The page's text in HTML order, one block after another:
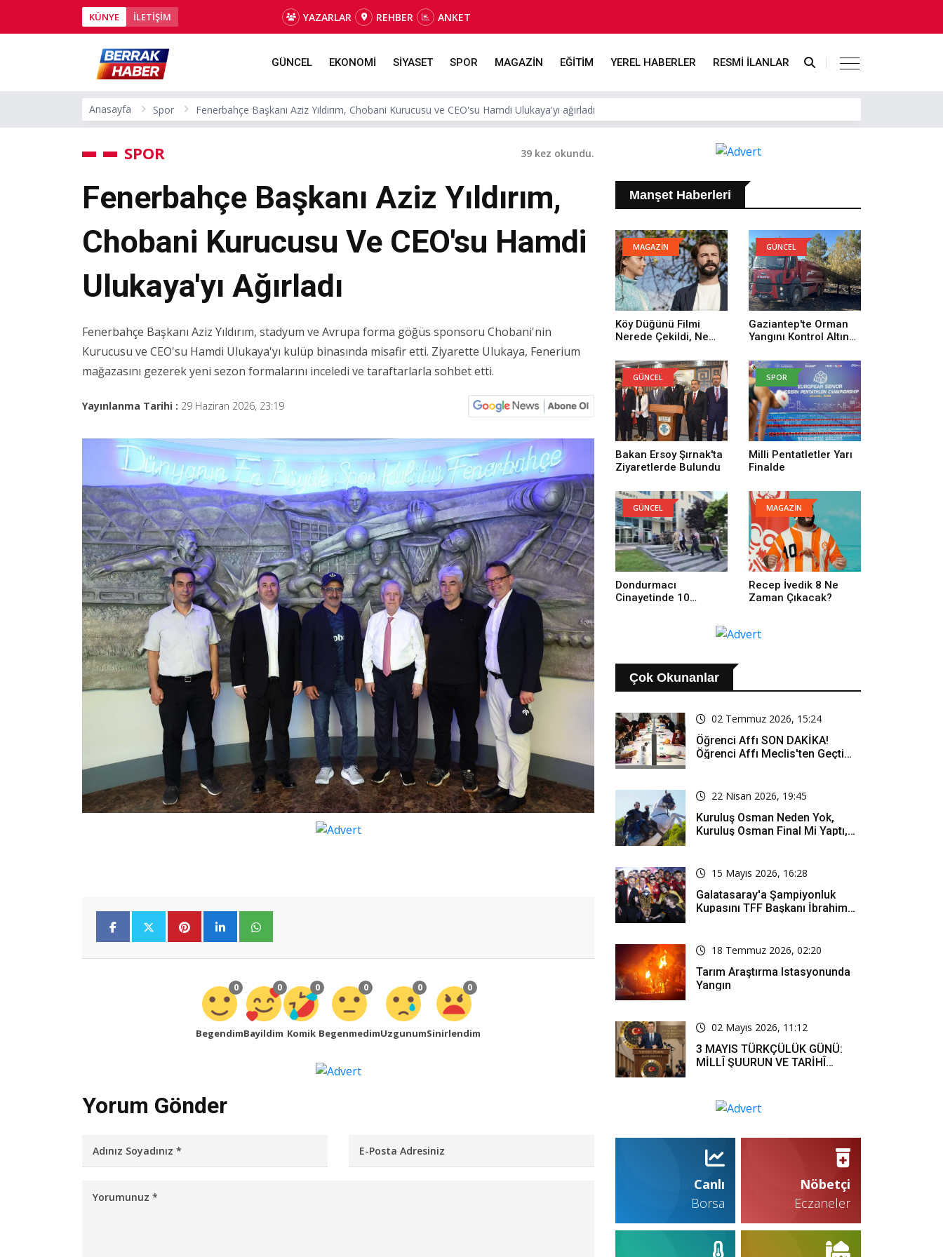
KÜNYE İLETİŞİM YAZARLAR REHBER ANKET
GÜNCEL EKONOMİ SİYASET SPOR MAGAZİN EĞİTİM YEREL HABERLER RESMİ İLANLAR
Anasayfa Spor Fenerbahçe Başkanı Aziz Yıldırım, Chobani Kurucusu ve CEO'su Hamdi Ulukaya'yı ağırladı
SPOR 39 kez okundu.
Fenerbahçe Başkanı Aziz Yıldırım,
Chobani Kurucusu Ve CEO'su Hamdi
Ulukaya'yı Ağırladı
Fenerbahçe Başkanı Aziz Yıldırım, stadyum ve Avrupa forma göğüs sponsoru Chobani'nin
Kurucusu ve CEO'su Hamdi Ulukaya'yı kulüp binasında misafir etti. Ziyarette Ulukaya, Fenerium
mağazasını gezerek yeni sezon formalarını inceledi ve taraftarlarla sohbet etti.
Yayınlanma Tarihi : 29 Haziran 2026, 23:19
0
Begendim
0
Bayildim
0
Komik
0
Begenmedim
0
Uzgunum
0
Sinirlendim
Yorum Gönder
Manşet Haberleri
MAGAZİN
Köy Düğünü Filmi
Nerede Çekildi, Ne
Düğünü Filmi
Oyuncuları Kim,
Konusu Ne?
GÜNCEL
Gaziantep'te Orman
Yangını Kontrol Altına
GÜNCEL
Bakan Ersoy Şırnak'ta
Ziyaretlerde Bulundu
SPOR
Milli Pentatletler Yarı
Finalde
GÜNCEL
Dondurmacı
Cinayetinde 10
MAGAZİN
Recep İvedik 8 Ne
Zaman Çıkacak?
Çok Okunanlar
02 Temmuz 2026, 15:24
Öğrenci Affı SON DAKİKA!
Öğrenci Affı Meclis'ten Geçti
22 Nisan 2026, 19:45
Kuruluş Osman Neden Yok,
Kuruluş Osman Final Mi Yaptı,
Zaman Yayınlanacak?
15 Mayıs 2026, 16:28
Galatasaray'a Şampiyonluk
Kupasını TFF Başkanı İbrahim
18 Temmuz 2026, 02:20
Tarım Araştırma Istasyonunda
Yangın
02 Mayıs 2026, 11:12
3 MAYIS TÜRKÇÜLÜK GÜNÜ:
MİLLÎ ŞUURUN VE TARİHÎ
Canlı
Borsa
Nöbetçi
Eczaneler